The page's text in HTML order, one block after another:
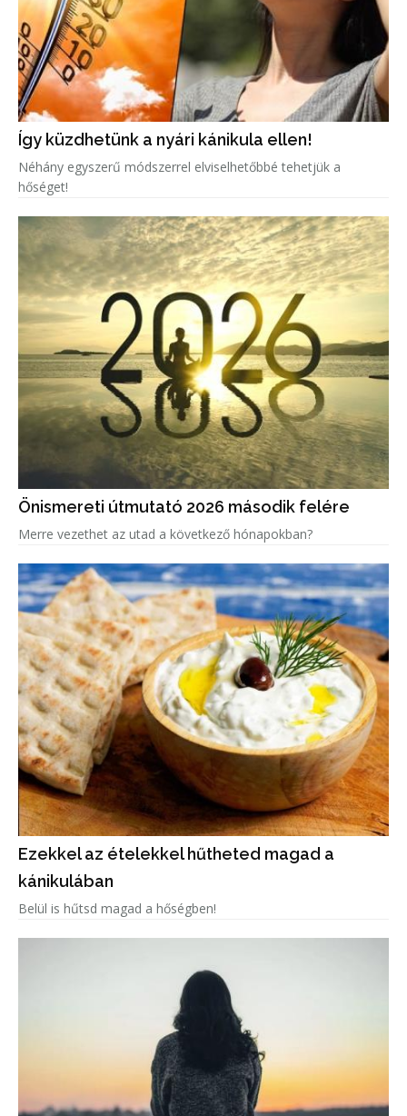
Így küzdhetünk a nyári kánikula ellen!
Néhány egyszerű módszerrel elviselhetőbbé tehetjük a
hőséget!
Önismereti útmutató 2026 második felére
Merre vezethet az utad a következő hónapokban?
Ezekkel az ételekkel hűtheted magad a
kánikulában
Belül is hűtsd magad a hőségben!